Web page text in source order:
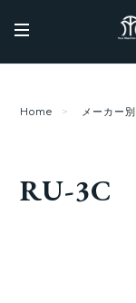
Home メーカー別
RU-3C